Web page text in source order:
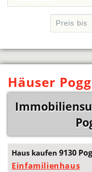
Häuser
Haus kaufen9130
Einfamilienhaus